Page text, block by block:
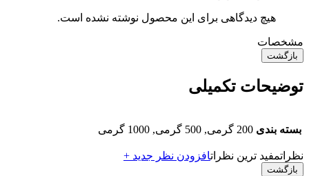
هیچ دیدگاهی برای این محصول نوشته نشده است.
مشخصات
بازگشت
توضیحات تکمیلی
بسته بندی 200 گرمی, 500 گرمی, 1000 گرمی
نظراتمفید ترین نظراتافزودن نظر جدید +
بازگشت